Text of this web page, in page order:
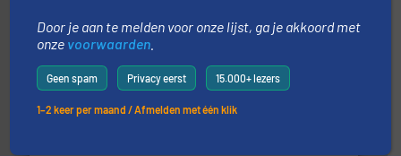
AB Weegtechniek
AB Weegtechniek (ABW) biedt naast een breed scala
Door je aan te melden voor onze lijst, ga je akkoord met
onze voorwaarden
Geen spam Privacy eerst 15.000+ lezers
1–2 keer per maand / Afmelden met één klik